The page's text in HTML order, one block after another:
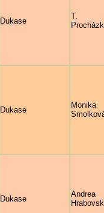
Dukase
T.
Dukase
Monika
Dukase
Andrea